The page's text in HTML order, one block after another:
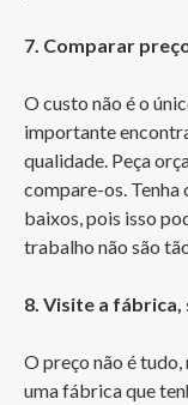
7. Comparar
O custo não é o
importante
qualidade. Peça
compare-os. Tenha
baixos, pois isso
trabalho não são
8. Visite a fábrica,
O preço não é
uma fábrica que